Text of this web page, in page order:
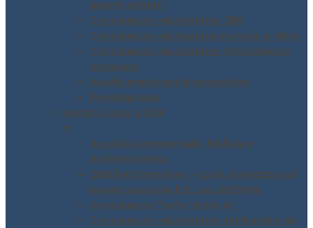
agenti chimici
Consulenza valutazione CEM
Consulenza valutazione rumore e vibro
Consulenza valutazione stress lavoro
correlato
Analisi emissioni in atmosfera
Fondimpresa
Servizi D.Lgs. 81/08
▼
Acustica Ambientale, Edilizia e
Architettonica
Obbligo formativo – corsi sicurezza sul
lavoro secondo il D.Lgs. 81/2008
Consulenza Testo Unico 81
Consulenza valutazione del Rischio da